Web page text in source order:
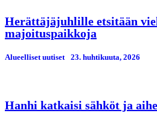
Herättäjäjuhlille etsitään
majoituspaikkoja
Alueelliset uutiset 23. huhtikuuta, 2026
Hanhi katkaisi sähköt ja